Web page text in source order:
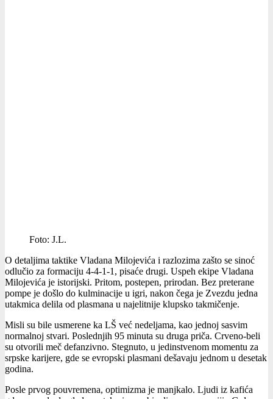
Foto: J.L.
O detaljima taktike Vladana Milojevića i razlozima zašto se sinoć
odlučio za formaciju 4-4-1-1, pisaće drugi. Uspeh ekipe Vladana
Milojevića je istorijski. Pritom, postepen, prirodan. Bez preterane
pompe je došlo do kulminacije u igri, nakon čega je Zvezdu jedna
utakmica delila od plasmana u najelitnije klupsko takmičenje.
Misli su bile usmerene ka LŠ već nedeljama, kao jednoj sasvim
normalnoj stvari. Poslednjih 95 minuta su druga priča. Crveno-beli
su otvorili meč defanzivno. Stegnuto, u jedinstvenom momentu za
srpske karijere, gde se evropski plasmani dešavaju jednom u desetak
godina.
Posle prvog pouvremena, optimizma je manjkalo. Ljudi iz kafića